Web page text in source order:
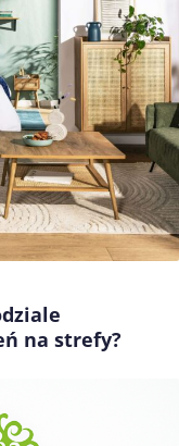
na strefy?